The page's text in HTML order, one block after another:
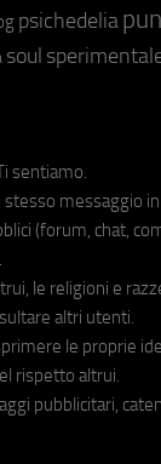
psichedelia
soul
sentiamo.
stesso messaggio
(forum, chat,
le religioni e
altri utenti.
le proprie
rispetto altrui.
pubblicitari,